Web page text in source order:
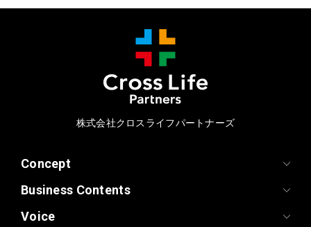
株式会社クロスライフパートナーズ
Concept
Business Contents
Voice